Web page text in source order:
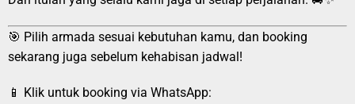
🎯 Pilih armada sesuai kebutuhan kamu, dan booking
sekarang juga sebelum kehabisan jadwal!
📱 Klik untuk booking via WhatsApp: